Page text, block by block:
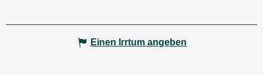
Einen Irrtum angeben